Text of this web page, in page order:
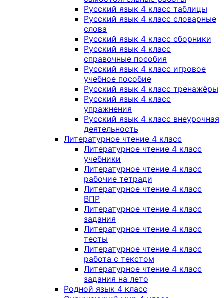
Русский язык 4 класс таблицы
Русский язык 4 класс словарные
слова
Русский язык 4 класс сборники
Русский язык 4 класс
справочные пособия
Русский язык 4 класс игровое
учебное пособие
Русский язык 4 класс тренажёры
Русский язык 4 класс
упражнения
Русский язык 4 класс внеурочная
деятельность
Литературное чтение 4 класс
Литературное чтение 4 класс
учебники
Литературное чтение 4 класс
рабочие тетради
Литературное чтение 4 класс
ВПР
Литературное чтение 4 класс
задания
Литературное чтение 4 класс
тесты
Литературное чтение 4 класс
работа с текстом
Литературное чтение 4 класс
задания на лето
Родной язык 4 класс